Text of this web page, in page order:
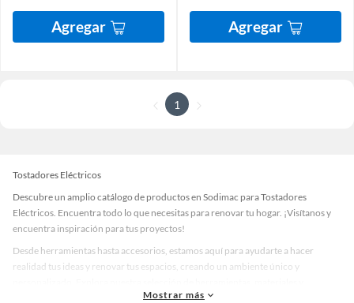
Agregar Agregar
1
Tostadores Eléctricos
Descubre un amplio catálogo de productos en Sodimac para Tostadores
Eléctricos. Encuentra todo lo que necesitas para renovar tu hogar. ¡Visítanos y
encuentra inspiración para tus proyectos!
Desde herramientas hasta accesorios, estamos aquí para ayudarte a hacer
realidad tus ideas y renovar tus espacios, creando un ambiente único y
accesorios de calidad que te ayudarán a crear un espacio más tú.
Mostrar más